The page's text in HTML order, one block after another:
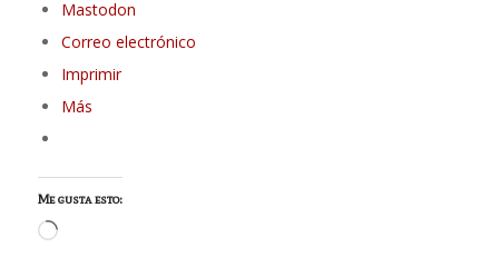
Mastodon
Correo electrónico
Imprimir
Más
Me gusta esto:
Cargando...